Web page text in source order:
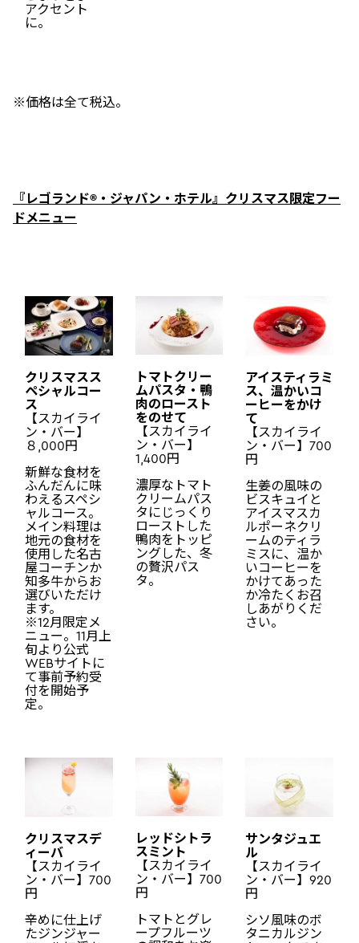
アクセント
に。
※価格は全て税込。
『レゴランド®・ジャパン・ホテル』クリスマス限定フー
ドメニュー
クリスマスス
ペシャルコー
ス
【スカイライ
ン・バー】
８,000円
新鮮な食材を
ふんだんに味
わえるスペシ
ャルコース。
メイン料理は
地元の食材を
使用した名古
屋コーチンか
知多牛からお
選びいただけ
ます。
※12月限定メ
ニュー。11月上
旬より公式
WEBサイトに
て事前予約受
付を開始予
定。
トマトクリー
ムパスタ・鴨
肉のロースト
をのせて
【スカイライ
ン・バー】
1,400円
濃厚なトマト
クリームパス
タにじっくり
ローストした
鴨肉をトッピ
ングした、冬
の贅沢パス
タ。
アイスティラミ
ス、温かいコ
ーヒーをかけ
て
【スカイライ
ン・バー】700
円
生姜の風味の
ビスキュイと
アイスマスカ
ルポーネクリ
ームのティラ
ミスに、温か
いコーヒーを
かけてあった
か冷たくお召
しあがりくだ
さい。
クリスマスデ
ィーバ
【スカイライ
ン・バー】700
円
辛めに仕上げ
たジンジャー
レッドシトラ
スミント
【スカイライ
ン・バー】700
円
トマトとグレ
ープフルーツ
サンタジュエ
ル
【スカイライ
ン・バー】920
円
シソ風味のボ
タニカルジン